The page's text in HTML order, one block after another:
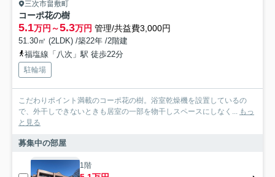
三次市畠敷町
コーポ花の樹
5.1万円～5.3万円 管理/共益費3,000円
51.30㎡ (2LDK) /築22年 /2階建
福塩線「八次」駅 徒歩22分
駐輪場
こだわりポイント満載のコーポ花の樹。浴室乾燥機を設置しているの
で、外干しできないときも居室の一部を物干しスペースにしなく... もっ
と見る
募集中の部屋
1階